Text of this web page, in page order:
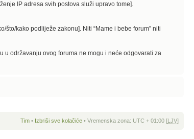
IP adresa svih postova služi upravo tome].
kako podliježe zakonu]. Niti “Mame i bebe forum” niti
u održavanju ovog foruma ne mogu i neće odgovarati za
Tim • Izbriši sve kolačiće • Vremenska zona: UTC + 01:00 [LJV]